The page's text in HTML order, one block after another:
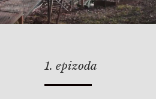
1. epizoda